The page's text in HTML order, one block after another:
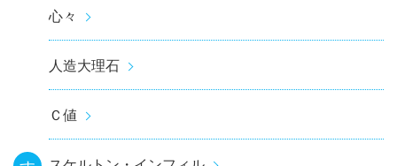
心々
人造大理石
Ｃ値